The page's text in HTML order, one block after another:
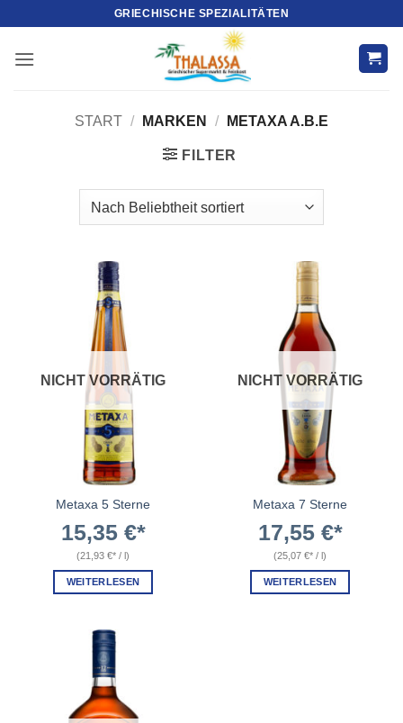
springen
GRIECHISCHE SPEZIALITÄTEN
START / MARKEN / METAXA A.B.E
FILTER
NICHT VORRÄTIG
Metaxa 5 Sterne
15,35 €
(21,93 € / l)
WEITERLESEN
NICHT VORRÄTIG
Metaxa 7 Sterne
17,55 €
(25,07 € / l)
WEITERLESEN